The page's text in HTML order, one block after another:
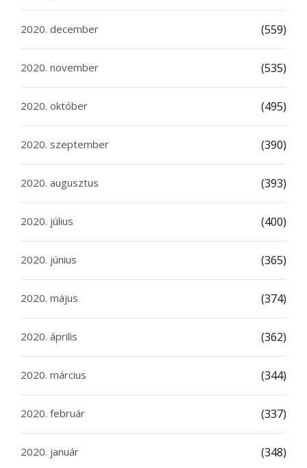
2020. december (559)
2020. november (535)
2020. október (495)
2020. szeptember (390)
2020. augusztus (393)
2020. július (400)
2020. június (365)
2020. május (374)
2020. április (362)
2020. március (344)
2020. február (337)
2020. január (348)